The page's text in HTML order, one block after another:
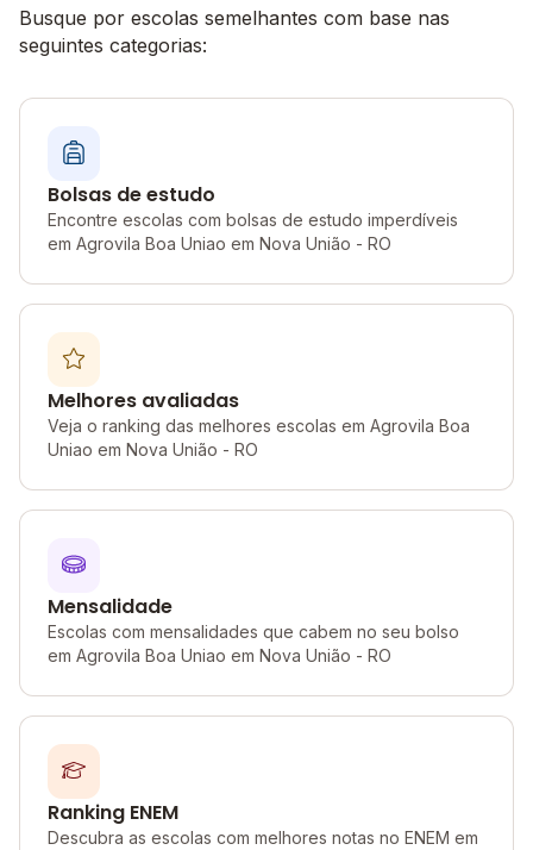
Busque por escolas semelhantes com base nas
seguintes categorias:
Bolsas de estudo
Encontre escolas com bolsas de estudo imperdíveis
em Agrovila Boa Uniao em Nova União - RO
Melhores avaliadas
Veja o ranking das melhores escolas em Agrovila Boa
Uniao em Nova União - RO
Mensalidade
Escolas com mensalidades que cabem no seu bolso
em Agrovila Boa Uniao em Nova União - RO
Ranking ENEM
Descubra as escolas com melhores notas no ENEM em